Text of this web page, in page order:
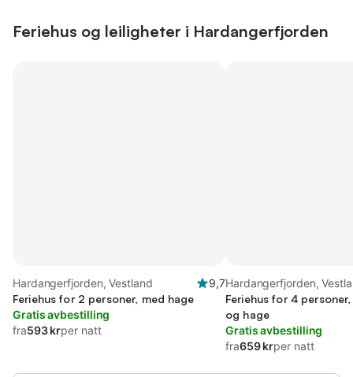
Feriehus og leiligheter i Hardangerfjorden
Hardangerfjorden, Vestland
9,7
Feriehus for 2 personer, med hage
Gratis avbestilling
fra593 krper natt
Hardangerfjorden,
Feriehus for 4
og hage
Gratis avbestilling
fra659 krper natt